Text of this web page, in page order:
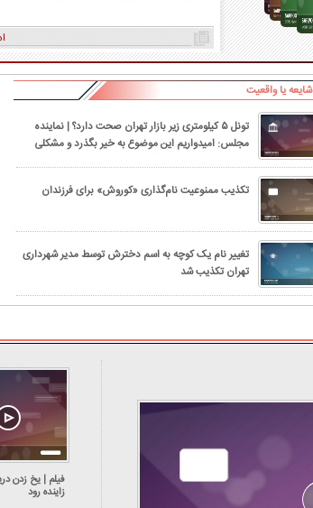
شایعه یا واقعیت
تونل ۵ کیلومتری زیر بازار تهران صحت دارد؟ | نماینده
مجلس: امیدواریم این موضوع به خیر بگذرد و مشکلی
تکذیب ممنوعیت نام‌گذاری «کوروش» برای فرزندان
تغییر نام یک کوچه به اسم دخترش توسط مدیر شهرداری
تهران تکذیب شد
فیلم | یخ زدن
زاینده‌ رود